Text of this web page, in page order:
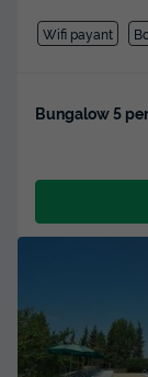
Wifi payant
Bungalow 5